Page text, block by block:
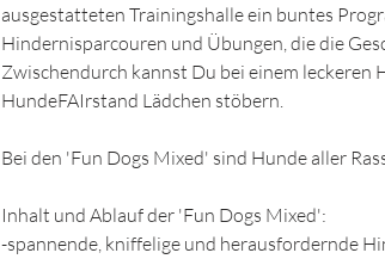
ausgestatteten Trainingshalle ein buntes
Hindernisparcouren und Übungen, die die
Zwischendurch kannst Du bei einem leckeren
HundeFAIrstand Lädchen stöbern.
Bei den 'Fun Dogs Mixed' sind Hunde aller
Inhalt und Ablauf der 'Fun Dogs Mixed':​
-spannende, kniffelige und herausfordernde